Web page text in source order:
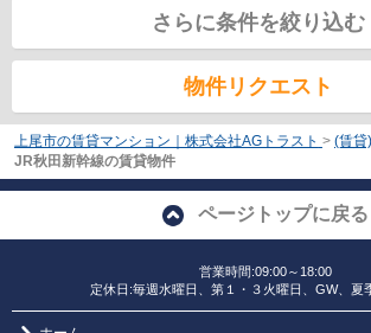
さらに条件を絞り込む
物件リクエスト
上尾市の賃貸マンション｜株式会社AGトラスト > (賃貸
JR秋田新幹線の賃貸物件
ページトップに戻る
営業時間:09:00～18:00
定休日:毎週水曜日、第１・３火曜日、GW、夏